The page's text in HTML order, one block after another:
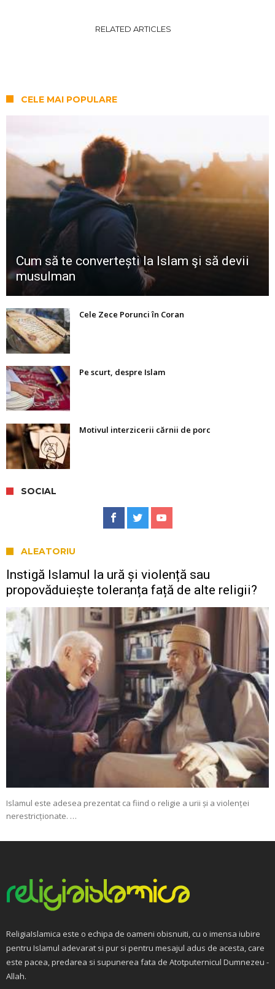
RELATED ARTICLES
CELE MAI POPULARE
Cum să te convertești la Islam şi să devii
musulman
Cele Zece Porunci în Coran
Pe scurt, despre Islam
Motivul interzicerii cărnii de porc
SOCIAL
ALEATORIU
Instigă Islamul la ură și violență sau
propovăduiește toleranța față de alte religii?
Islamul este adesea prezentat ca fiind o religie a urii și a violenței
nerestricționate. …
ReligiaIslamica este o echipa de oameni obisnuiti, cu o imensa iubire
pentru Islamul adevarat si pur si pentru mesajul adus de acesta, care
este pacea, predarea si supunerea fata de Atotputernicul Dumnezeu -
Allah.